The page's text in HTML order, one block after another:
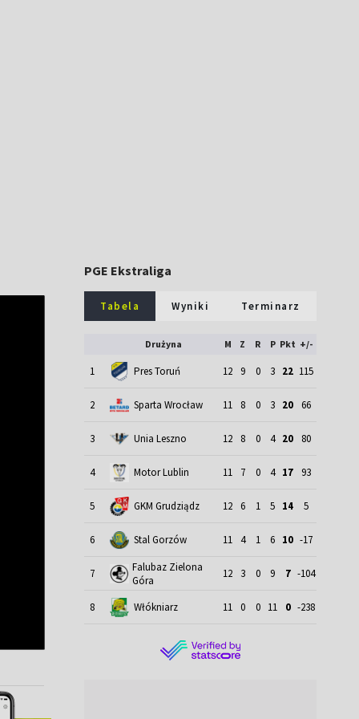
PGE Ekstraliga
Tabela Wyniki Terminarz
Drużyna M Z R P Pkt +/-
1 Pres Toruń 12 9 0 3 22 115
2 Sparta Wrocław 11 8 0 3 20 66
3 Unia Leszno 12 8 0 4 20 80
4 Motor Lublin 11 7 0 4 17 93
5 GKM Grudziądz 12 6 1 5 14 5
6 Stal Gorzów 11 4 1 6 10 -17
7
Falubaz Zielona
Góra
12 3 0 9 7 -104
8 Włókniarz 11 0 0 11 0 -238